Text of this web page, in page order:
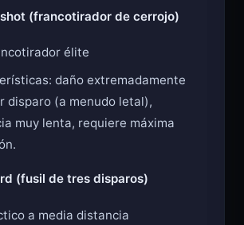
(francotirador de cerrojo)
élite
daño extremadamente
disparo (a menudo letal),
muy lenta, requiere máxima
(fusil de tres disparos)
a media distancia